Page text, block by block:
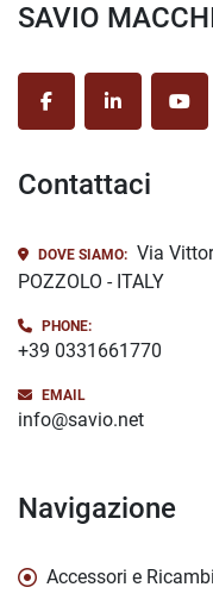
SAVIO
facebooklinkedin
Contattaci
DOVE SIAMO: Via
POZZOLO - ITALY
PHONE:
+39 0331661770
EMAIL
info@savio.net
Navigazione
Accessori e Ricambi